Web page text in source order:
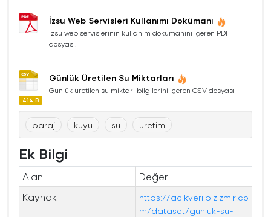
İzsu Web Servisleri Kullanımı Dokümanı
İzsu web servislerinin kullanım dokümanını içeren PDF
dosyası.
Günlük Üretilen Su Miktarları
Günlük üretilen su miktarı bilgilerini içeren CSV dosyası
414 B
baraj kuyu su üretim
Ek Bilgi
Alan
Değer
Kaynak
https://acikveri.bizizmir.co
m/dataset/gunluk-su-